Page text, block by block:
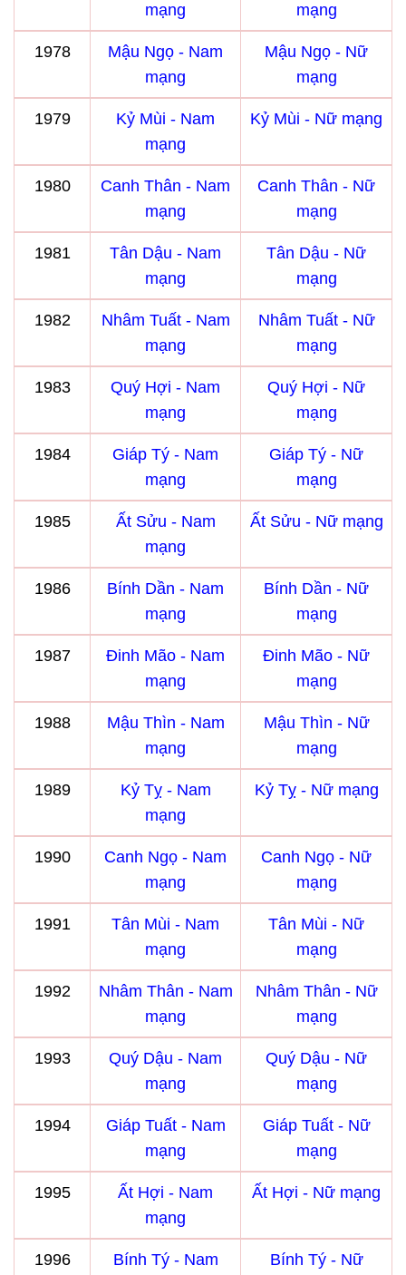
mạng
mạng
1978
Mậu Ngọ - Nam
mạng
Mậu Ngọ - Nữ
mạng
1979
Kỷ Mùi - Nam
mạng
Kỷ Mùi - Nữ mạng
1980
Canh Thân - Nam
mạng
Canh Thân - Nữ
mạng
1981
Tân Dậu - Nam
mạng
Tân Dậu - Nữ
mạng
1982
Nhâm Tuất - Nam
mạng
Nhâm Tuất - Nữ
mạng
1983
Quý Hợi - Nam
mạng
Quý Hợi - Nữ
mạng
1984
Giáp Tý - Nam
mạng
Giáp Tý - Nữ
mạng
1985
Ất Sửu - Nam
mạng
Ất Sửu - Nữ mạng
1986
Bính Dần - Nam
mạng
Bính Dần - Nữ
mạng
1987
Đinh Mão - Nam
mạng
Đinh Mão - Nữ
mạng
1988
Mậu Thìn - Nam
mạng
Mậu Thìn - Nữ
mạng
1989
Kỷ Tỵ - Nam
mạng
Kỷ Tỵ - Nữ mạng
1990
Canh Ngọ - Nam
mạng
Canh Ngọ - Nữ
mạng
1991
Tân Mùi - Nam
mạng
Tân Mùi - Nữ
mạng
1992
Nhâm Thân - Nam
mạng
Nhâm Thân - Nữ
mạng
1993
Quý Dậu - Nam
mạng
Quý Dậu - Nữ
mạng
1994
Giáp Tuất - Nam
mạng
Giáp Tuất - Nữ
mạng
1995
Ất Hợi - Nam
mạng
Ất Hợi - Nữ mạng
1996
Bính Tý - Nam
Bính Tý - Nữ